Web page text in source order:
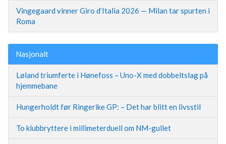
Vingegaard vinner Giro d’Italia 2026 — Milan tar spurten i
Roma
Nasjonalt
Løland triumferte i Hønefoss – Uno-X med dobbeltslag på
hjemmebane
Hungerholdt før Ringerike GP: – Det har blitt en livsstil
To klubbryttere i millimeterduell om NM-gullet